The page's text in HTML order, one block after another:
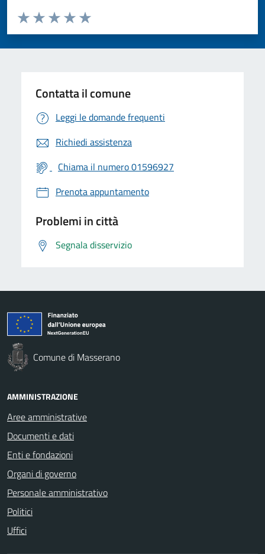
Valuta da 1 a 5 stelle la pagina
Valuta 5 stelle su 5
Valuta 4 stelle su 5
Valuta 3 stelle su 5
Valuta 2 stelle su 5
Valuta 1 stelle su 5
Contatta il comune
Leggi le domande frequenti
Richiedi assistenza
Chiama il numero 01596927
Prenota appuntamento
Problemi in città
Segnala disservizio
Comune di Masserano
AMMINISTRAZIONE
Aree amministrative
Documenti e dati
Enti e fondazioni
Organi di governo
Personale amministrativo
Politici
Uffici